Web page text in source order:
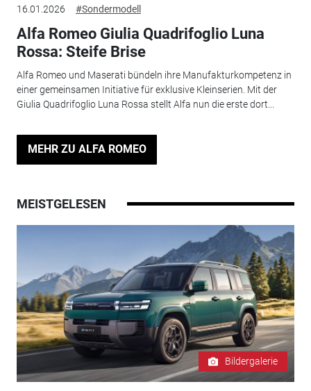
16.01.2026 #Sondermodell
Alfa Romeo Giulia Quadrifoglio Luna
Rossa: Steife Brise
Alfa Romeo und Maserati bündeln ihre Manufakturkompetenz in
einer gemeinsamen Initiative für exklusive Kleinserien. Mit der
Giulia Quadrifoglio Luna Rossa stellt Alfa nun die erste dort...
MEHR ZU ALFA ROMEO
MEISTGELESEN
Bildergalerie